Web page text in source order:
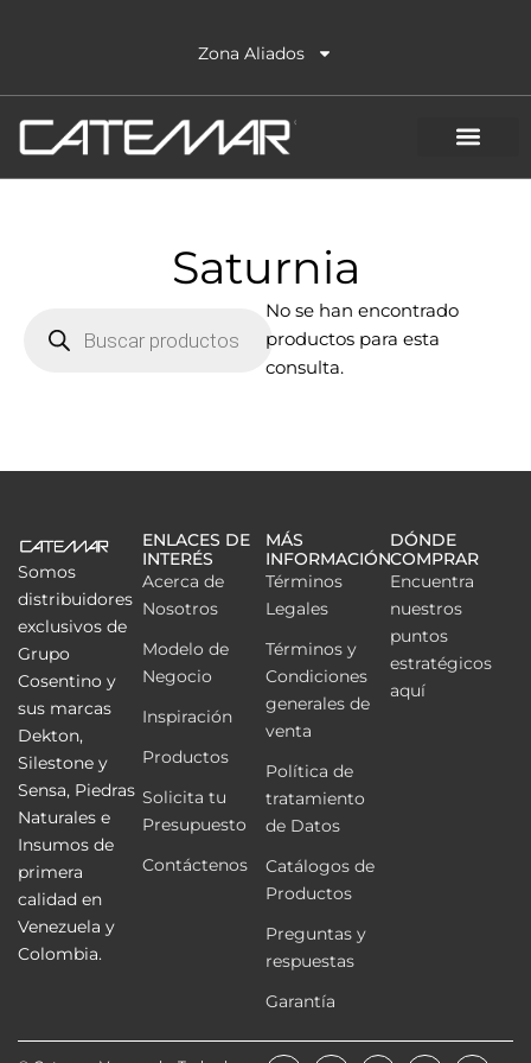
Zona Aliados
Saturnia
productos
No se han encontrado
productos para esta
consulta.
Somos
distribuidores
exclusivos de
Grupo
Cosentino y
sus marcas
Dekton,
Silestone y
Sensa, Piedras
Naturales e
Insumos de
primera
calidad en
Venezuela y
Colombia.
ENLACES DE
INTERÉS
Acerca de
Nosotros
Modelo de
Negocio
Inspiración
Productos
Solicita tu
Presupuesto
Contáctenos
MÁS
INFORMACIÓN
Términos
Legales
Términos y
Condiciones
generales de
venta
Política de
tratamiento
de Datos
Catálogos de
Productos
Preguntas y
respuestas
Garantía
DÓNDE
COMPRAR
Encuentra
nuestros
puntos
estratégicos
aquí